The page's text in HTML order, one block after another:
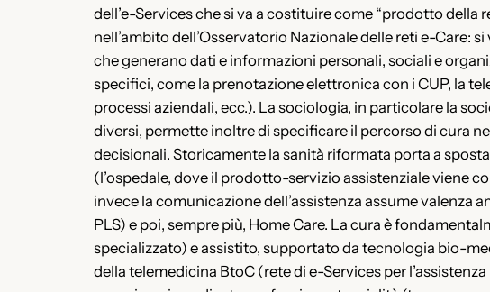
dell’e-Services che si va a costituire come “prodotto della
nell’ambito dell’Osservatorio Nazionale delle reti e-Care:
che generano dati e informazioni personali, sociali e
specifici, come la prenotazione elettronica con i CUP, la
processi aziendali, ecc.). La sociologia, in particolare la
diversi, permette inoltre di specificare il percorso di cura
decisionali. Storicamente la sanità riformata porta a
(l’ospedale, dove il prodotto-servizio assistenziale viene
invece la comunicazione dell’assistenza assume
PLS) e poi, sempre più, Home Care. La cura è
specializzato) e assistito, supportato da tecnologia bio-
della telemedicina BtoC (rete di e-Services per